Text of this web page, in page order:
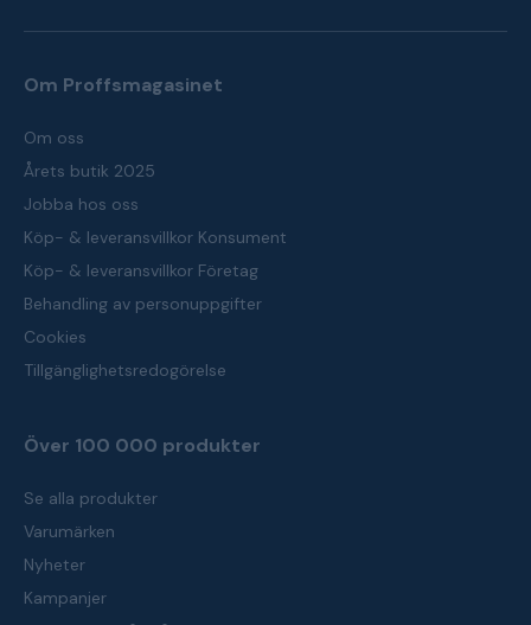
Om Proffsmagasinet
Om oss
Årets butik 2025
Jobba hos oss
Köp- & leveransvillkor Konsument
Köp- & leveransvillkor Företag
Behandling av personuppgifter
Cookies
Tillgänglighetsredogörelse
Över 100 000 produkter
Se alla produkter
Varumärken
Nyheter
Kampanjer